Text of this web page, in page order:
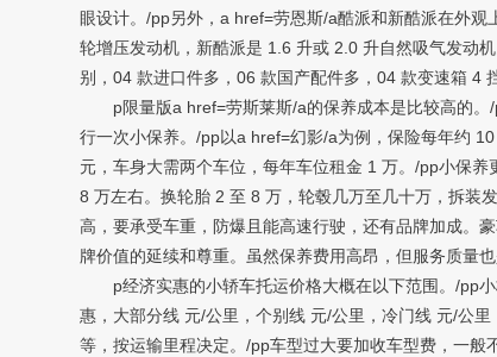
眼设计。/pp另外，a href=劳恩斯/a酷派和新酷派在外
轮增压发动机，新酷派是 1.6 升或 2.0 升自然吸气发动
别，04 款进口件多，06 款国产配件多，04 款变速箱 4
p限量版a href=劳斯莱斯/a的保养成本是比较高的。/
行一次小保养。/pp以a href=幻影/a为例，保险每年约
元，车身大需两个车位，每年车位租金 1 万。/pp小保
8 万左右。换轮胎 2 至 8 万，轮毂几万至几十万，拆装
高，要承受车重，防爆且能高速行驶，还有品牌加成。
牌价值的延续和尊重。虽然保养费用高昂，但服务质量
p经济实惠的小轿车托运价格大概在以下范围。/pp小
惠，大部分线 元/公里，个别线 元/公里，冷门线 元/公
等，按运输里程决定。/pp车型过大要加收车型费，一